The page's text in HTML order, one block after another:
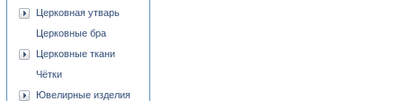
Церковная утварь
Церковные бра
Церковные ткани
Чётки
Ювелирные изделия